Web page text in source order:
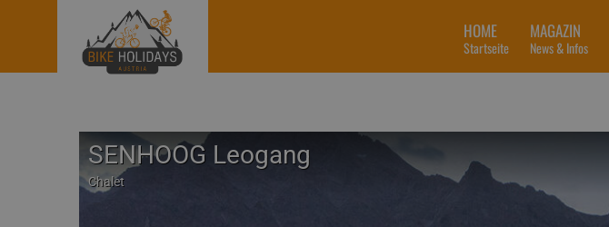
HOME
Startseite
MAGAZIN
News & Infos
SENHOOG Leogang
Chalet